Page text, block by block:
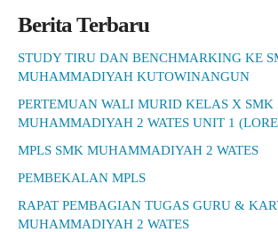
Berita Terbaru
STUDY TIRU DAN BENCHMARKING KE
MUHAMMADIYAH KUTOWINANGUN
PERTEMUAN WALI MURID KELAS X SMK
MUHAMMADIYAH 2 WATES UNIT 1
MPLS SMK MUHAMMADIYAH 2 WATES
PEMBEKALAN MPLS
RAPAT PEMBAGIAN TUGAS GURU &
MUHAMMADIYAH 2 WATES